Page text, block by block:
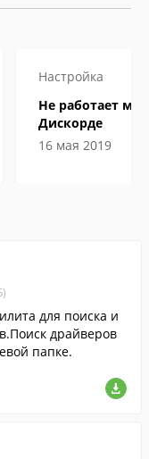
Настройка
Не работает
Дискорде
16 мая 2019
для поиска и
драйверов
папке.